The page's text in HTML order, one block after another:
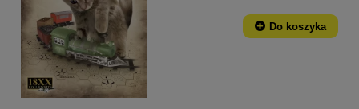
Do koszyka